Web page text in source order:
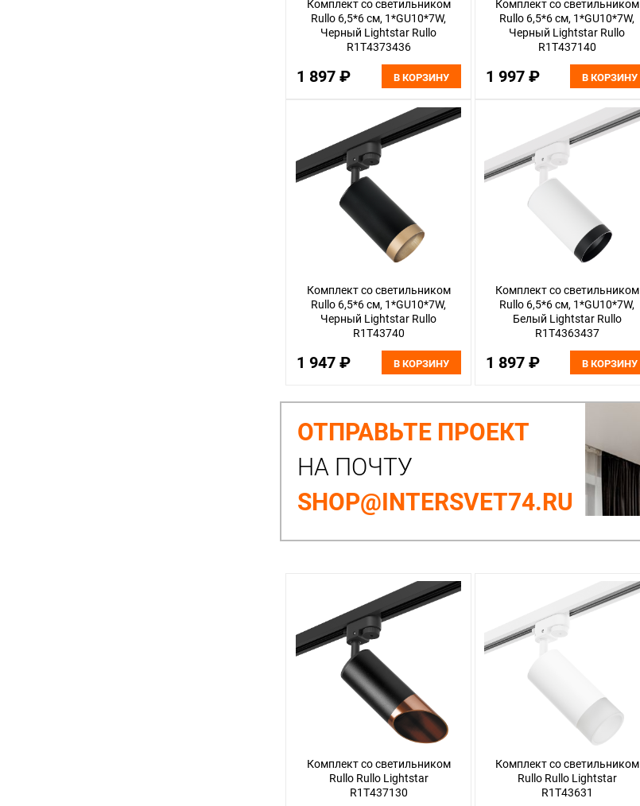
Комплект со светильником
Rullo 6,5*6 см, 1*GU10*7W,
Черный Lightstar Rullo
R1T4373436
1 897 ₽ В КОРЗИНУ
Комплект со светильником
Rullo 6,5*6 см, 1*GU10*7W,
Черный Lightstar Rullo
R1T437140
1 997 ₽ В КОРЗИНУ
Комплект со светильником
Rullo 6,5*6 см, 1*GU10*7W,
Черный Lightstar Rullo
R1T43740
1 947 ₽ В КОРЗИНУ
Комплект со светильником
Rullo 6,5*6 см, 1*GU10*7W,
Белый Lightstar Rullo
R1T4363437
1 897 ₽ В КОРЗИНУ
ОТПРАВЬТЕ ПРОЕКТ
НА ПОЧТУ
SHOP@INTERSVET74.RU
Комплект со светильником
Rullo Rullo Lightstar
R1T437130
Комплект со светильником
Rullo Rullo Lightstar
R1T43631